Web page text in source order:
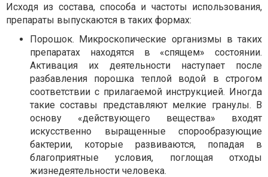
Исходя из состава, способа и частоты использования,
препараты выпускаются в таких формах:
Порошок. Микроскопические организмы в таких
препаратах находятся в «спящем» состоянии.
Активация их деятельности наступает после
разбавления порошка теплой водой в строгом
соответствии с прилагаемой инструкцией. Иногда
такие составы представляют мелкие гранулы. В
основу «действующего вещества» входят
искусственно выращенные спорообразующие
бактерии, которые развиваются, попадая в
благоприятные условия, поглощая отходы
жизнедеятельности человека.